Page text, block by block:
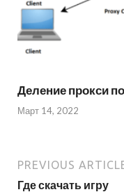
Деление прокси
Март 14, 2022
PREVIOUS
Где скачать игру